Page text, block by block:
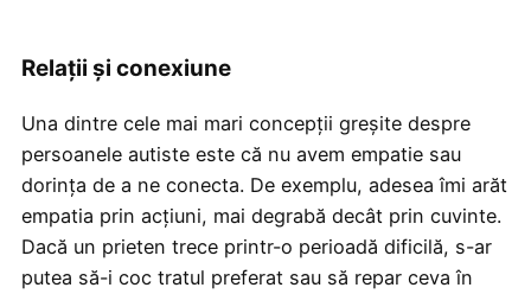
Relații și conexiune
Una dintre cele mai mari concepții greșite despre
persoanele autiste este că nu avem empatie sau
dorința de a ne conecta. De exemplu, adesea îmi arăt
empatia prin acțiuni, mai degrabă decât prin cuvinte.
Dacă un prieten trece printr-o perioadă dificilă, s-ar
putea să-i coc tratul preferat sau să repar ceva în